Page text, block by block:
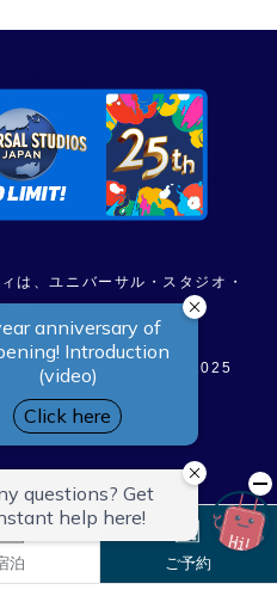
は、ユニバーサル・スタジオ・
す。
indicia TM & © 2025
reserved.
泊 ご予約